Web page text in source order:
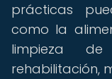
prácticas
como la
limpieza
rehabilitación,